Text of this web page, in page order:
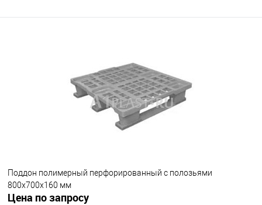
Поддон полимерный перфорированный с полозьями
800х700х160 мм
Цена по запросу